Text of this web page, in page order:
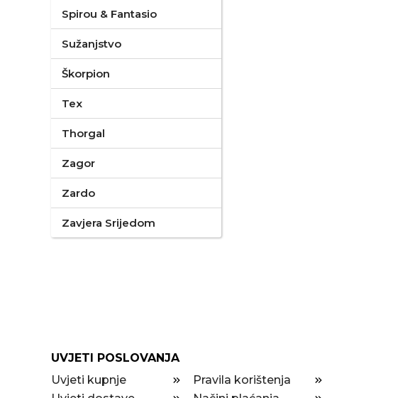
Spirou & Fantasio
Sužanjstvo
Škorpion
Tex
Thorgal
Zagor
Zardo
Zavjera Srijedom
UVJETI POSLOVANJA
Uvjeti kupnje
Pravila korištenja